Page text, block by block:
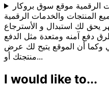
الرقمية موقع سوق بروكار
المنتجات والخدمات الرقمية
اصلية مع ضمان 12 شهر يحق لك استبدال و الأسترجاع
دفع آمنه ومتعدة مثل الدفع
وكما أن الموقع يتيح لك عرض
منتجتك أو...
I would like to...